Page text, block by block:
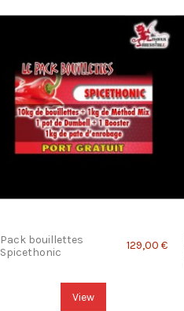
Pack bouillettes
Spicethonic
129,00 €
View